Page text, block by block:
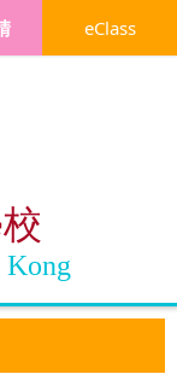
Kong
eClass